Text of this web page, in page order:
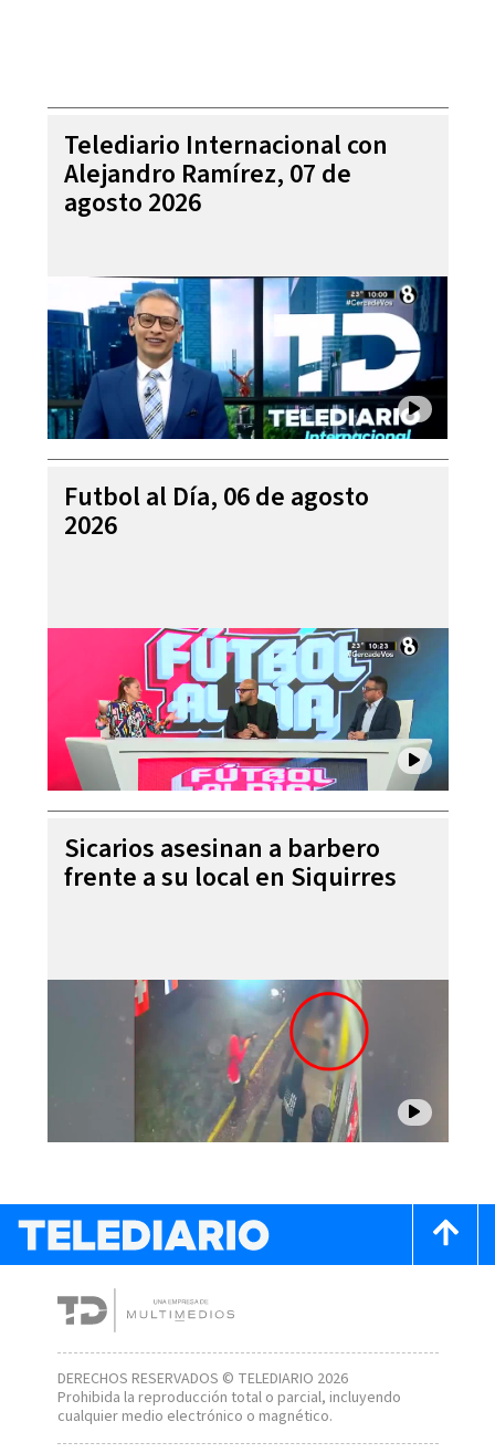
Telediario Internacional con
Alejandro Ramírez, 07 de
agosto 2026
Futbol al Día, 06 de agosto
2026
Sicarios asesinan a barbero
frente a su local en Siquirres
DERECHOS RESERVADOS © TELEDIARIO 2026
Prohibida la reproducción total o parcial, incluyendo
cualquier medio electrónico o magnético.